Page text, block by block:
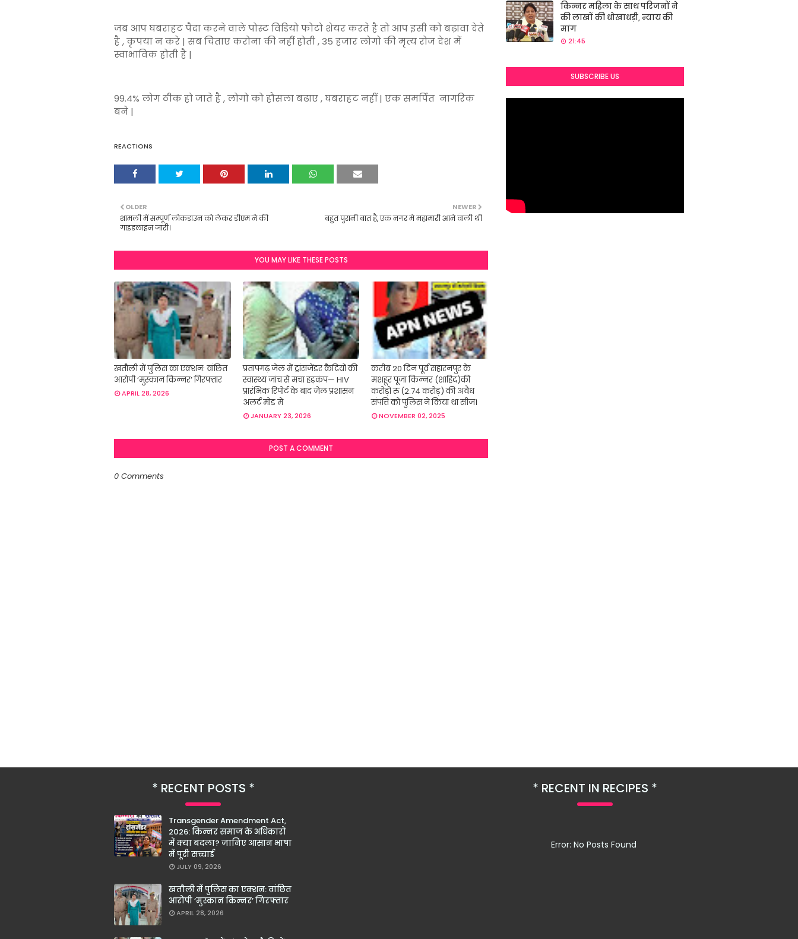
जब आप घबराहट पैदा करने वाले पोस्ट विडियो फोटो शेयर करते है तो आप इसी को बढ़ावा देते
है , कृपया न करे | सब चिताए करोना की नहीं होती , 35 हजार लोगो की मृत्य रोज देश में
स्वाभाविक होती है |
99.4% लोग ठीक हो जाते है , लोगो को हौसला बढाए , घबराहट नहीं | एक समर्पित नागरिक
बने |
REACTIONS
NEWER
बहुत पुरानी बात है, एक नगर मे महामारी आने वाली थी
OLDER
शामली में सम्पूर्ण लोकडाउन को लेकर डीएम ने की
गाइडलाइन जारी।
YOU MAY LIKE THESE POSTS
खतौली में पुलिस का एक्शन: वांछित
आरोपी ‘मुस्कान किन्नर’ गिरफ्तार
APRIL 28, 2026
प्रतापगढ़ जेल में ट्रांसजेंडर कैदियों की
स्वास्थ्य जांच से मचा हड़कंप— HIV
प्रारंभिक रिपोर्ट के बाद जेल प्रशासन
अलर्ट मोड में
JANUARY 23, 2026
करीब 20 दिन पूर्व सहारनपुर के
मशहूर पूजा किन्नर (शाहिद)की
करोड़ों रु (2.74 करोड़) की अवैध
संपत्ति को पुलिस ने किया था सीज।
NOVEMBER 02, 2025
POST A COMMENT
0 Comments
किन्नर महिला के साथ परिजनों ने
की लाखों की धोखाधड़ी, न्याय की
मांग
21:45
SUBSCRIBE US
RECENT POSTS
Transgender Amendment Act,
2026: किन्नर समाज के अधिकारों
में क्या बदला? जानिए आसान भाषा
में पूरी सच्चाई
JULY 09, 2026
खतौली में पुलिस का एक्शन: वांछित
आरोपी ‘मुस्कान किन्नर’ गिरफ्तार
APRIL 28, 2026
RECENT IN RECIPES
Error: No Posts Found